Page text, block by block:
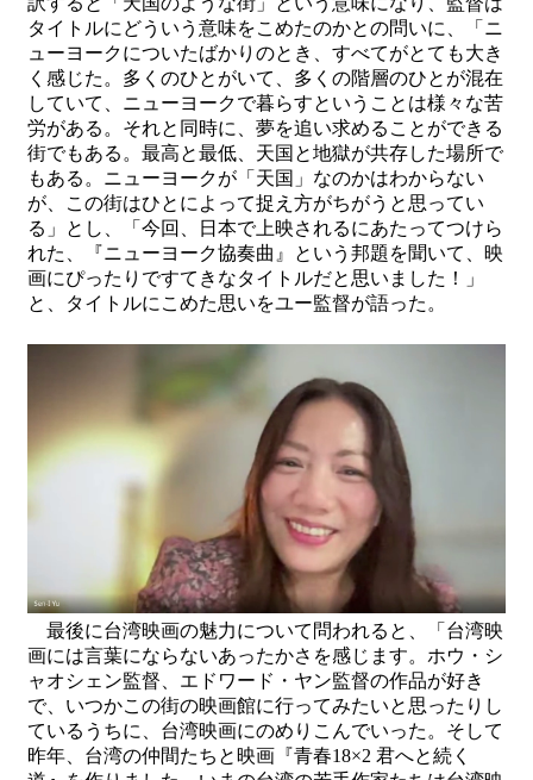
タイトルにどういう意味をこめたのかとの問いに、「ニ
ューヨークについたばかりのとき、すべてがとても大き
く感じた。多くのひとがいて、多くの階層のひとが混在
していて、ニューヨークで暮らすということは様々な苦
労がある。それと同時に、夢を追い求めることができる
街でもある。最高と最低、天国と地獄が共存した場所で
もある。ニューヨークが「天国」なのかはわからない
が、この街はひとによって捉え方がちがうと思ってい
る」とし、「今回、日本で上映されるにあたってつけら
れた、『ニューヨーク協奏曲』という邦題を聞いて、映
画にぴったりですてきなタイトルだと思いました！」
と、タイトルにこめた思いをユー監督が語った。
最後に台湾映画の魅力について問われると、「台湾映
画には言葉にならないあったかさを感じます。ホウ・シ
ャオシェン監督、エドワード・ヤン監督の作品が好き
で、いつかこの街の映画館に行ってみたいと思ったりし
ているうちに、台湾映画にのめりこんでいった。そして
昨年、台湾の仲間たちと映画『青春18×2 君へと続く